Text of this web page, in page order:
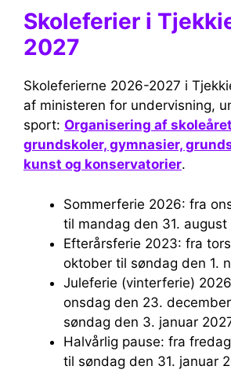
Skoleferier i
2027
Skoleferierne 2026-2027 i
af ministeren for undervisning,
sport: Organisering af
grundskoler, gymnasier,
kunst og konservatorier.
Sommerferie 2026: fra onsdag den 1. juli
til mandag den 31. august
Efterårsferie 2023: fra torsdag den 29.
oktober til søndag den 1.
Juleferie (vinterferie) 2026-2027: fra
onsdag den 23.
søndag den 3. januar
Halvårlig pause: fra fredag ​​den 29. januar
til søndag den 31. januar